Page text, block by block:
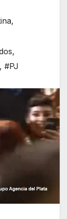
,
,
, #PJ